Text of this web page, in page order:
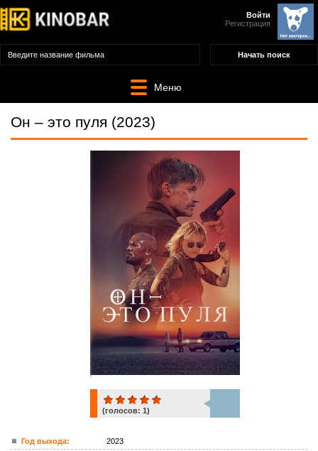
Войти
Регистрация
Меню
Он – это пуля (2023)
(голосов: 1)
Год выхода:
2023